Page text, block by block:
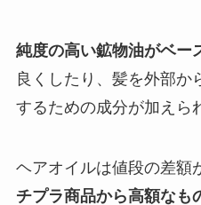
純度の高い鉱物油がベー
良くしたり、髪を外部か
するための成分が加えら
ヘアオイルは値段の差額
チプラ商品から高額なも